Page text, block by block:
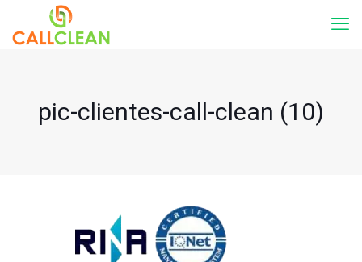
pic-clientes-call-clean (10)